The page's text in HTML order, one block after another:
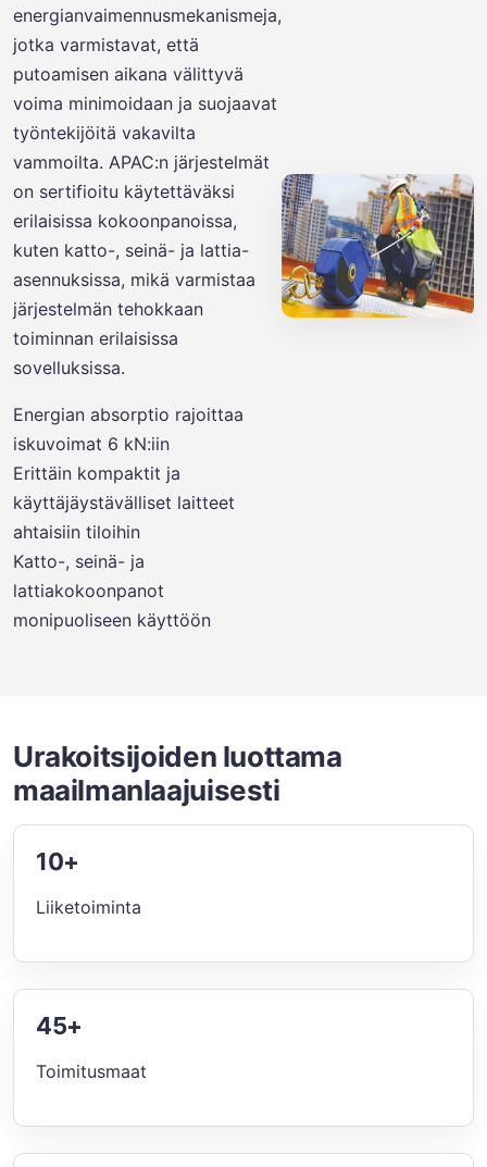
energianvaimennusmekanismeja,
jotka varmistavat, että
putoamisen aikana välittyvä
voima minimoidaan ja suojaavat
työntekijöitä vakavilta
vammoilta. APAC:n järjestelmät
on sertifioitu käytettäväksi
erilaisissa kokoonpanoissa,
kuten katto-, seinä- ja lattia-
asennuksissa, mikä varmistaa
järjestelmän tehokkaan
toiminnan erilaisissa
sovelluksissa.
Energian absorptio rajoittaa
iskuvoimat 6 kN:iin
Erittäin kompaktit ja
käyttäjäystävälliset laitteet
ahtaisiin tiloihin
Katto-, seinä- ja
lattiakokoonpanot
monipuoliseen käyttöön
Urakoitsijoiden luottama
maailmanlaajuisesti
10+
Liiketoiminta
45+
Toimitusmaat